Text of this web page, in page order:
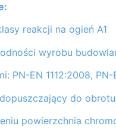
reakcji na ogień A1
wyrobu
PN-EN 1112:2008,
do
powierzchnia